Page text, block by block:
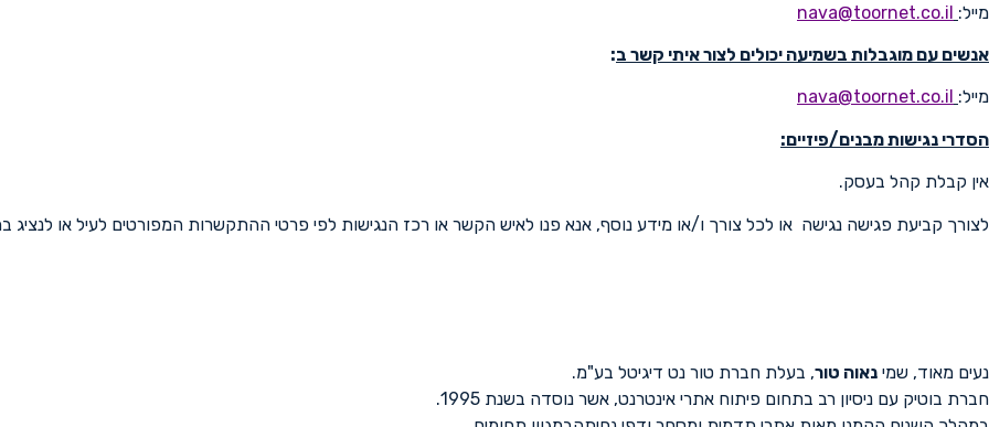
מייל: nava@toornet.co.il
אנשים עם מוגבלות בשמיעה יכולים לצור איתי קשר ב:
מייל: nava@toornet.co.il
הסדרי נגישות מבנים/פיזיים:
אין קבלת קהל בעסק.
לצורך קביעת פגישה נגישה או לכל צורך ו/או מידע נוסף, אנא פנו לאיש הקשר או רכז הנגישות לפי פרטי ההתקשרות המפורטים לעיל או לנציג
נעים מאוד, שמי נאוה טור, בעלת חברת טור נט דיגיטל בע"מ.
חברת בוטיק עם ניסיון רב בתחום פיתוח אתרי אינטרנט, אשר נוסדה בשנת 1995.